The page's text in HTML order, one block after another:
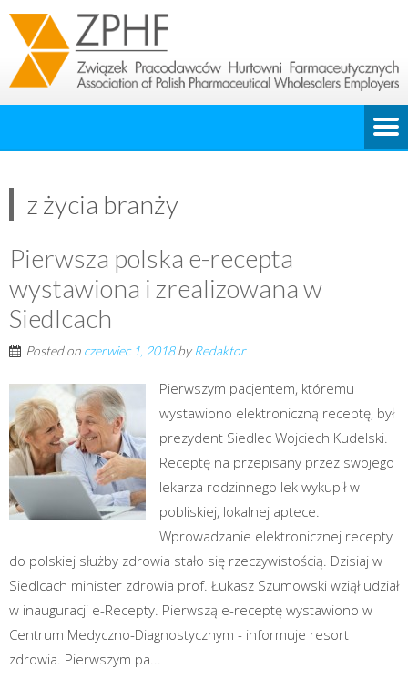
z życia branży
Pierwsza polska e-recepta
wystawiona i zrealizowana w
Siedlcach
Posted on czerwiec 1, 2018by Redaktor
Pierwszym pacjentem, któremu
wystawiono elektroniczną receptę, był
prezydent Siedlec Wojciech Kudelski.
Receptę na przepisany przez swojego
lekarza rodzinnego lek wykupił w
pobliskiej, lokalnej aptece.
Wprowadzanie elektronicznej recepty
do polskiej służby zdrowia stało się rzeczywistością. Dzisiaj w
Siedlcach minister zdrowia prof. Łukasz Szumowski wziął udział
w inauguracji e-Recepty. Pierwszą e-receptę wystawiono w
Centrum Medyczno-Diagnostycznym - informuje resort
zdrowia. Pierwszym pa...